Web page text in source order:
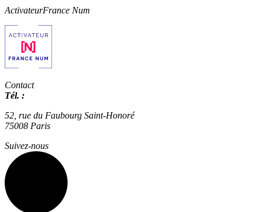
ActivateurFrance Num
Contact
Tél. :
52, rue du Faubourg Saint-Honoré
75008 Paris
Suivez-nous